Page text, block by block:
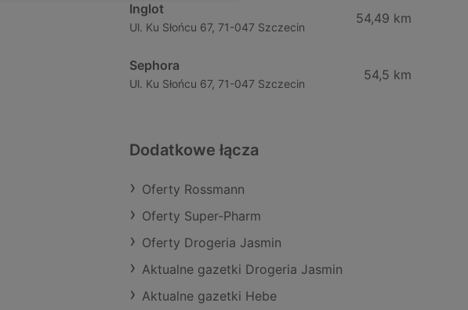
Inglot
Ul. Ku Słońcu 67, 71-047 Szczecin
54,49 km
Sephora
Ul. Ku Słońcu 67, 71-047 Szczecin
54,5 km
Dodatkowe łącza
Oferty Rossmann
Oferty Super-Pharm
Oferty Drogeria Jasmin
Aktualne gazetki Drogeria Jasmin
Aktualne gazetki Hebe